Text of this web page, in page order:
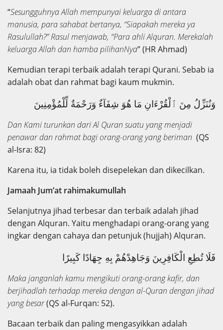
“Sesungguhnya Allah mempunyai keluarga di antara
manusia, para sahabat bertanya, “Siapakah mereka ya
Rasulullah?” Rasul menjawab, “Para ahliAlquran. Merekalah
keluarga Allah dan hamba pilihanNya” (HR Ahmad)
Kemudian terapi terbaik adalah terapi Qurani. Sebab ia
adalah obat dan rahmat bagi kaum mukmin.
وَنُنَزِّلُ مِنَ ٱلْقُرْءَانِ مَا هُوَ شِفَآءٌ وَرَحْمَةٌ لِّلْمُؤْمِنِينَ
Dan Kami turunkan dari Al Quran suatu yang menjadi
penawar dan rahmat bagi orang-orang yang beriman (QS
al-Isra: 82)
Karena itu, ia tidak boleh disepelekan dan dikecilkan.
Jamaah Jum’at rahimakumullah
Selanjutnya jihad terbesar dan terbaik adalah jihad
dengan Alquran. Yaitu menghadapi orang-orang yang
ingkar dengan cahaya dan petunjuk (hujjah) Alquran.
فَلَا تُطِعِ الْكَافِرِينَ وَجَاهِدْهُمْ بِهِ جِهَادًا كَبِيرًا
Maka janganlah kamu mengikuti orang-orang kafir, dan
berjihadlah terhadap mereka dengan al-Quran dengan jihad
yang besar(QS al-Furqan: 52).
Bacaan terbaik dan paling mengasyikkan adalah